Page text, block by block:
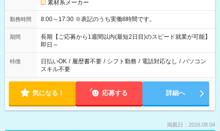
素材系メーカー
勤務時間 8:00～17:30 ※表記のうち実働8時間です。
期間
長期【ご応募から1週間以内(最短2日目)のスピード就業が可能】
即日～
特徴 日払いOK / 履歴書不要 / シフト勤務 / 電話対応なし / パソコン
スキル不要
気になる！ 応募する 詳細へ
掲載日：2026.08.04